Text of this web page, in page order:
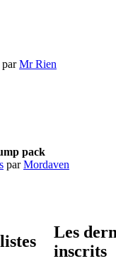
parMr Rien
pack
parMordaven
Les
inscrits